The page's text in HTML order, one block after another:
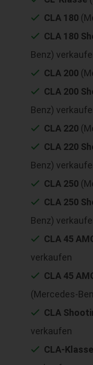
CLA 180
CLA 180
Benz)
CLA 200
CLA 200
Benz)
CLA 220
CLA 220
Benz)
CLA 250
CLA 250
Benz)
CLA 45
verkaufen
CLA 45
(Mercedes-
CLA
verkaufen
CLA-Klasse